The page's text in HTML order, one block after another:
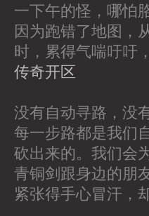
一下午的怪，哪怕
因为跑错了地图，
时，累得气喘吁吁
传奇开区
没有自动寻路，没
每一步路都是我们
砍出来的。我们会
青铜剑跟身边的朋
紧张得手心冒汗，